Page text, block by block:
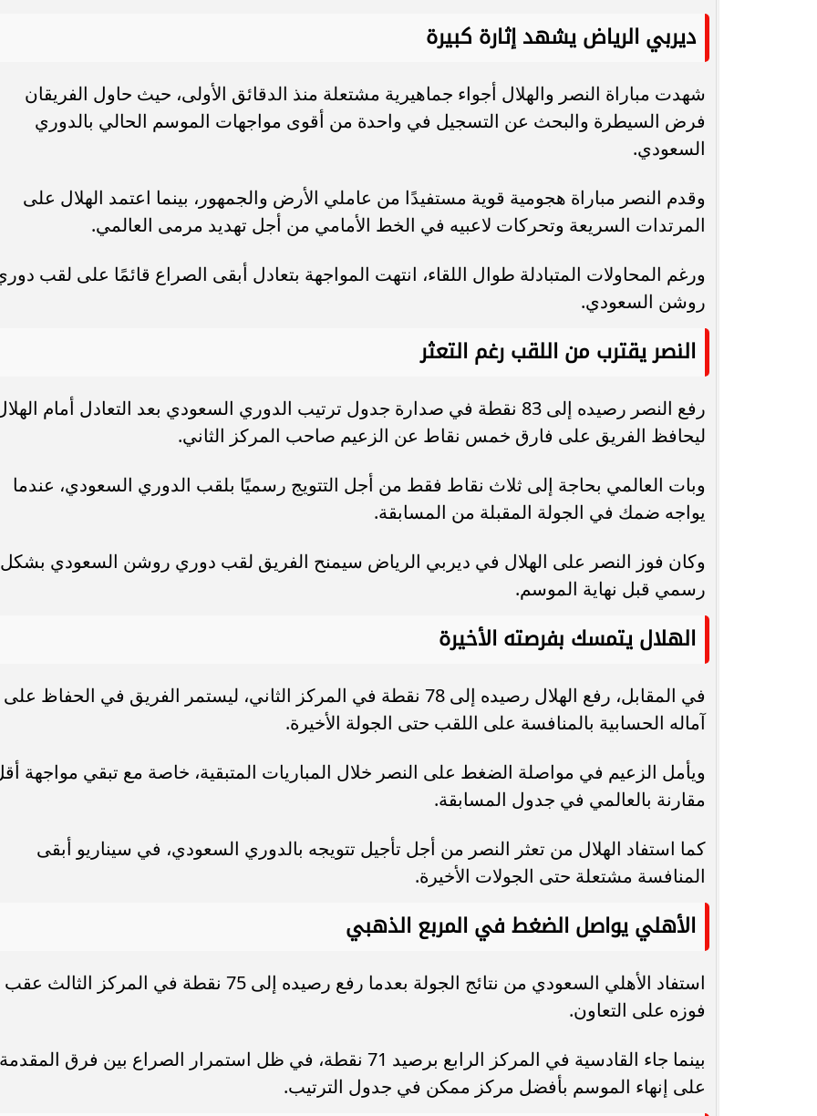
ديربي الرياض يشهد إثارة كبيرة
شهدت مباراة النصر والهلال أجواء جماهيرية مشتعلة منذ الدقائق الأولى، حيث حاول الفريقان
فرض السيطرة والبحث عن التسجيل في واحدة من أقوى مواجهات الموسم الحالي بالدوري
السعودي.
وقدم النصر مباراة هجومية قوية مستفيدًا من عاملي الأرض والجمهور، بينما اعتمد الهلال على
المرتدات السريعة وتحركات لاعبيه في الخط الأمامي من أجل تهديد مرمى العالمي.
ورغم المحاولات المتبادلة طوال اللقاء، انتهت المواجهة بتعادل أبقى الصراع قائمًا على لقب
روشن السعودي.
النصر يقترب من اللقب رغم التعثر
رفع النصر رصيده إلى 83 نقطة في صدارة جدول ترتيب الدوري السعودي بعد التعادل أمام
ليحافظ الفريق على فارق خمس نقاط عن الزعيم صاحب المركز الثاني.
وبات العالمي بحاجة إلى ثلاث نقاط فقط من أجل التتويج رسميًا بلقب الدوري السعودي، عندما
يواجه ضمك في الجولة المقبلة من المسابقة.
وكان فوز النصر على الهلال في ديربي الرياض سيمنح الفريق لقب دوري روشن السعودي بشكل
رسمي قبل نهاية الموسم.
الهلال يتمسك بفرصته الأخيرة
في المقابل، رفع الهلال رصيده إلى 78 نقطة في المركز الثاني، ليستمر الفريق في الحفاظ على
آماله الحسابية بالمنافسة على اللقب حتى الجولة الأخيرة.
ويأمل الزعيم في مواصلة الضغط على النصر خلال المباريات المتبقية، خاصة مع تبقي مواجهة
مقارنة بالعالمي في جدول المسابقة.
كما استفاد الهلال من تعثر النصر من أجل تأجيل تتويجه بالدوري السعودي، في سيناريو أبقى
المنافسة مشتعلة حتى الجولات الأخيرة.
الأهلي يواصل الضغط في المربع الذهبي
استفاد الأهلي السعودي من نتائج الجولة بعدما رفع رصيده إلى 75 نقطة في المركز الثالث عقب
فوزه على التعاون.
بينما جاء القادسية في المركز الرابع برصيد 71 نقطة، في ظل استمرار الصراع بين فرق المقدمة
على إنهاء الموسم بأفضل مركز ممكن في جدول الترتيب.